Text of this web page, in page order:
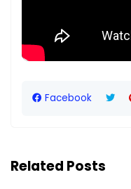
Facebook
Related Posts